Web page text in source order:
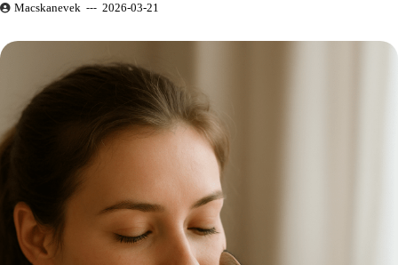
Macskanevek 2026-03-21